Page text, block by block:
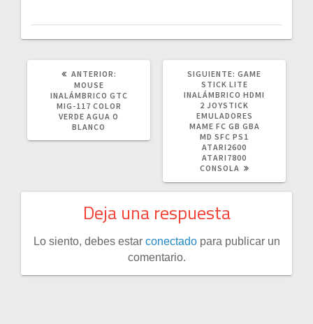
ANTERIOR:
MOUSE
INALÁMBRICO GTC
MIG-117 COLOR
VERDE AGUA O
BLANCO
SIGUIENTE: SIGUIENTE
POST:
GAME
STICK LITE
INALÁMBRICO HDMI
2 JOYSTICK
EMULADORES
MAME FC GB GBA
MD SFC PS1
ATARI2600
ATARI7800
CONSOLA
Deja una respuesta
Lo siento, debes estar conectadopara publicar un
comentario.